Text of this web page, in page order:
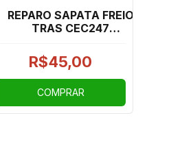
REPARO SAPATA FREIO
TRAS CEC247
(1 LADO)
R$45,00
COMPRAR